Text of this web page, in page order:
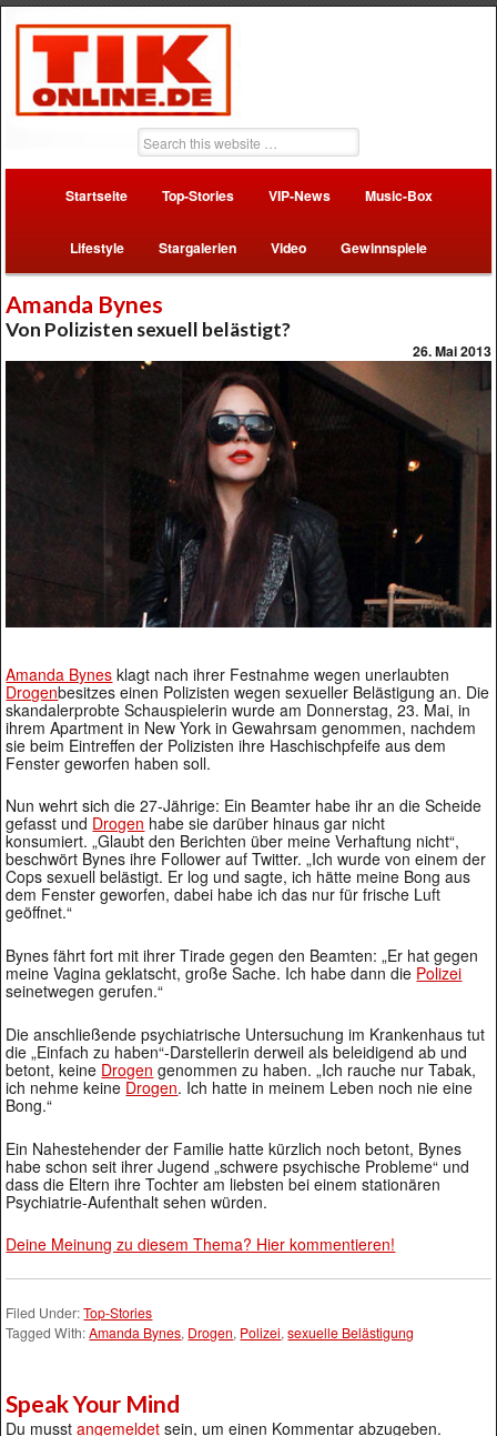
Startseite Top-Stories VIP-News Music-Box
Lifestyle Stargalerien Video Gewinnspiele
Amanda Bynes
Von Polizisten sexuell belästigt?
26. Mai 2013
Amanda Bynes klagt nach ihrer Festnahme wegen unerlaubten
Drogenbesitzes einen Polizisten wegen sexueller Belästigung an. Die
skandalerprobte Schauspielerin wurde am Donnerstag, 23. Mai, in
ihrem Apartment in New York in Gewahrsam genommen, nachdem
sie beim Eintreffen der Polizisten ihre Haschischpfeife aus dem
Fenster geworfen haben soll.
Nun wehrt sich die 27-Jährige: Ein Beamter habe ihr an die Scheide
gefasst und Drogen habe sie darüber hinaus gar nicht
konsumiert. „Glaubt den Berichten über meine Verhaftung nicht“,
beschwört Bynes ihre Follower auf Twitter. „Ich wurde von einem der
Cops sexuell belästigt. Er log und sagte, ich hätte meine Bong aus
dem Fenster geworfen, dabei habe ich das nur für frische Luft
geöffnet.“
Bynes fährt fort mit ihrer Tirade gegen den Beamten: „Er hat gegen
meine Vagina geklatscht, große Sache. Ich habe dann die Polizei
seinetwegen gerufen.“
Die anschließende psychiatrische Untersuchung im Krankenhaus tut
die „Einfach zu haben“-Darstellerin derweil als beleidigend ab und
betont, keine Drogen genommen zu haben. „Ich rauche nur Tabak,
ich nehme keine Drogen. Ich hatte in meinem Leben noch nie eine
Bong.“
Ein Nahestehender der Familie hatte kürzlich noch betont, Bynes
habe schon seit ihrer Jugend „schwere psychische Probleme“ und
dass die Eltern ihre Tochter am liebsten bei einem stationären
Psychiatrie-Aufenthalt sehen würden.
Deine Meinung zu diesem Thema? Hier kommentieren!
Filed Under:Top-Stories
Tagged With:Amanda Bynes, Drogen, Polizei,sexuelle Belästigung
Speak Your Mind
Du musstangemeldet sein, um einen Kommentar abzugeben.